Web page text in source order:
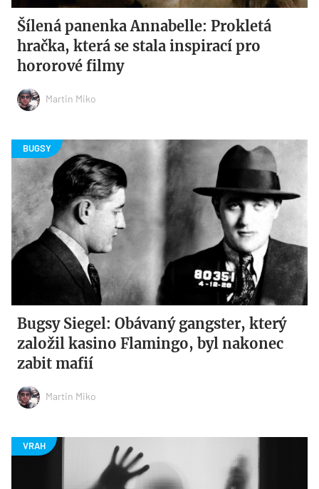
Šílená panenka Annabelle: Prokletá
hračka, která se stala inspirací pro
hororové filmy
Martin Miko
Bugsy Siegel: Obávaný gangster, který
založil kasino Flamingo, byl nakonec
zabit mafií
Martin Miko